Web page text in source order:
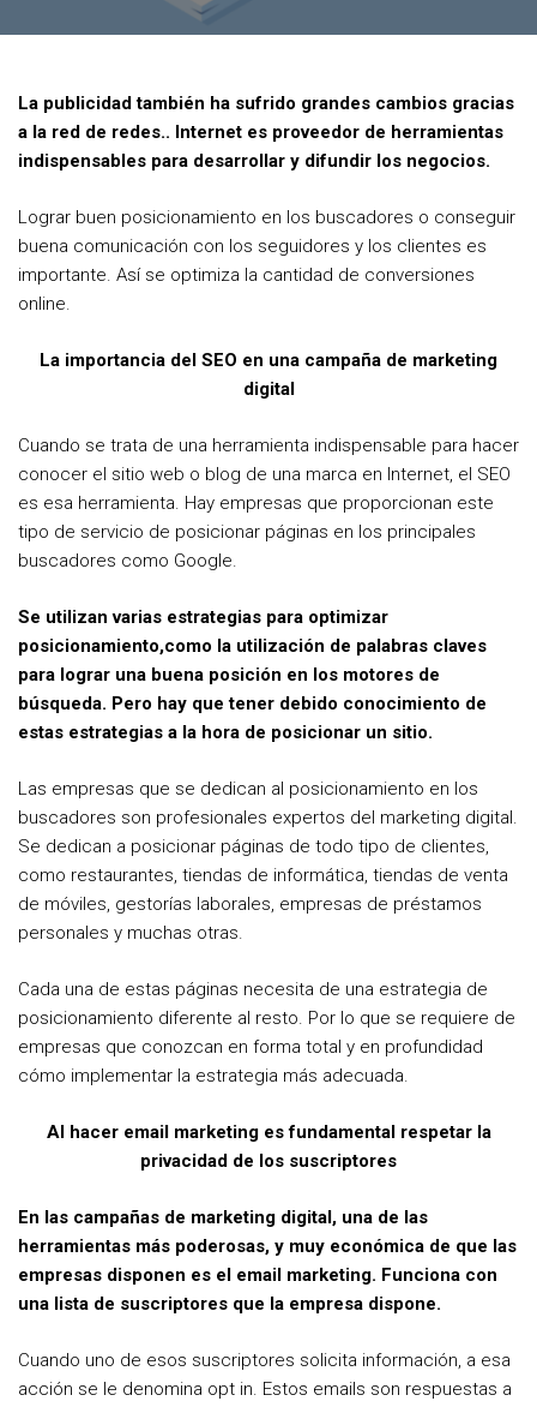
o
o
e
r
r
e
t
La publicidad también ha sufrido grandes cambios gracias
a la red de redes.. Internet es proveedor de herramientas
indispensables para desarrollar y difundir los negocios.
Lograr buen posicionamiento en los buscadores o conseguir
buena comunicación con los seguidores y los clientes es
importante. Así se optimiza la cantidad de conversiones
online.
La importancia del SEO en una campaña de marketing
digital
Cuando se trata de una herramienta indispensable para hacer
conocer el sitio web o blog de una marca en Internet, el SEO
es esa herramienta. Hay empresas que proporcionan este
tipo de servicio de posicionar páginas en los principales
buscadores como Google.
Se utilizan varias estrategias para optimizar
posicionamiento,como la utilización de palabras claves
para lograr una buena posición en los motores de
búsqueda. Pero hay que tener debido conocimiento de
estas estrategias a la hora de posicionar un sitio.
Las empresas que se dedican al posicionamiento en los
buscadores son profesionales expertos del marketing digital.
Se dedican a posicionar páginas de todo tipo de clientes,
como restaurantes, tiendas de informática, tiendas de venta
de móviles, gestorías laborales, empresas de préstamos
personales y muchas otras.
Cada una de estas páginas necesita de una estrategia de
posicionamiento diferente al resto. Por lo que se requiere de
empresas que conozcan en forma total y en profundidad
cómo implementar la estrategia más adecuada.
Al hacer email marketing es fundamental respetar la
privacidad de los suscriptores
En las campañas de marketing digital, una de las
herramientas más poderosas, y muy económica de que las
empresas disponen es el email marketing. Funciona con
una lista de suscriptores que la empresa dispone.
Cuando uno de esos suscriptores solicita información, a esa
acción se le denomina opt in. Estos emails son respuestas a